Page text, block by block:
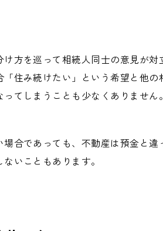
方を巡って相続人同士の意見が
住み続けたい」という希望と他の
てしまうことも少なくありません。
合であっても、不動産は預金と
いこともあります。